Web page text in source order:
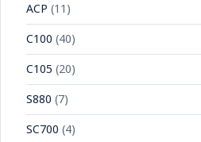
ACP (11)
C100 (40)
C105 (20)
S880 (7)
SC700 (4)